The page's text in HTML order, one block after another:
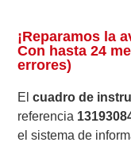
¡Reparamos la
Con hasta 24
errores)
Elcuadro de
referencia
el sistema de